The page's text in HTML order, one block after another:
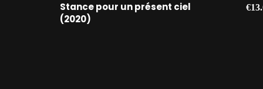
AJOUTER AU PANIER
Stance pour un présent ciel
(2020)
€